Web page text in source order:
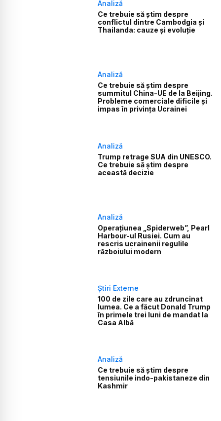
Analiză
Ce trebuie să știm despre
conflictul dintre Cambodgia și
Thailanda: cauze și evoluție
Analiză
Ce trebuie să știm despre
summitul China-UE de la Beijing.
Probleme comerciale dificile și
impas în privința Ucrainei
Analiză
Trump retrage SUA din UNESCO.
Ce trebuie să știm despre
această decizie
Analiză
Operațiunea „Spiderweb”, Pearl
Harbour-ul Rusiei. Cum au
rescris ucrainenii regulile
războiului modern
Știri Externe
100 de zile care au zdruncinat
lumea. Ce a făcut Donald Trump
în primele trei luni de mandat la
Casa Albă
Analiză
Ce trebuie să știm despre
tensiunile indo-pakistaneze din
Kashmir